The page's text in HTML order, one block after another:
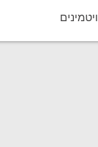
ויטמינים